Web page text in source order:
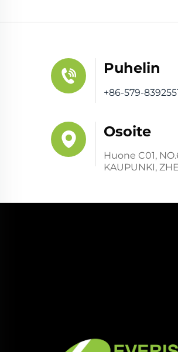
Puhelin
+86-579-
Osoite
Huone C01,
KAUPUNKI,